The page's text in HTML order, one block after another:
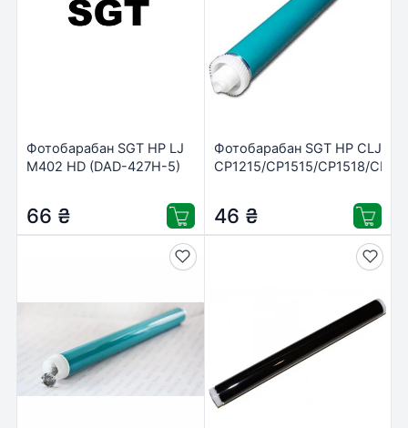
Фотобарабан SGT HP LJ
M402 HD (DAD-427H-5)
66 ₴
Фотобарабан SGT HP CLJ
CP1215/CP1515/CP1518/
46 ₴